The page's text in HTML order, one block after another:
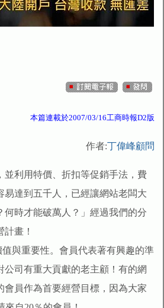
本篇連載於2007/03/16工商時報D2版
作者:丁偉峰顧問
並利用特價、折扣等促銷手法，費
達到五千人，已經讓網站老闆大
時才能破萬人？」經過我們的分
畫！
與重要性。會員代表著有興趣的準
司有重大貢獻的老主顧！有的網
員作為首要經營目標，因為大家